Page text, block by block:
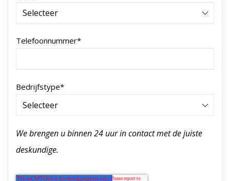
Telefoonnummer*
Bedrijfstype*
We brengen u binnen 24 uur in contact met de juiste
deskundige.